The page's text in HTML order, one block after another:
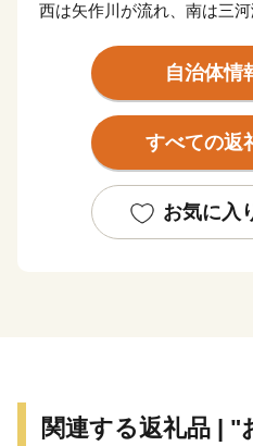
西は矢作川が流れ、南は三河
条城」は、この地域の拠点
城」と改称された江戸時代
明和元年（1764年）、大給
万石城下町として商業がさ
れています。
そのような歴史を有する西
なった西尾市は、農水産物
自治体情
すべての返
お気に入
関連する返礼品 | "